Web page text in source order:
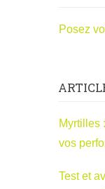
Posez
Myrtilles
vos
Test et